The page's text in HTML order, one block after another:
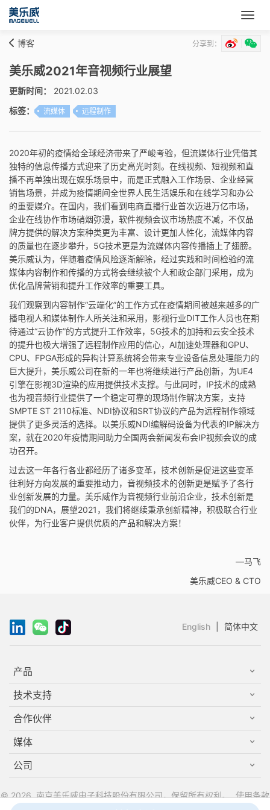
博客 分享到：
美乐威2021年音视频行业展望
更新时间：
2021.02.03
标签：
流媒体 远程制作
2020年初的疫情给全球经济带来了严峻考验，但流媒体行业凭借其
独特的信息传播方式迎来了历史高光时刻。在线视频、短视频和直
播不再单独出现在娱乐场景中，而是正式融入工作场景、企业经营
销售场景，并成为疫情期间全世界人民生活娱乐和在线学习和办公
的重要媒介。在国内，我们看到电商直播行业首次迈进万亿市场，
企业在线协作市场硝烟弥漫，软件视频会议市场热度不减，不仅品
牌方提供的解决方案种类更为丰富、设计更加人性化，流媒体内容
的质量也在逐步攀升，5G技术更是为流媒体内容传播插上了翅膀。
美乐威认为，伴随着疫情风险逐渐解除，经过实践和时间检验的流
媒体内容制作和传播的方式将会继续被个人和政企部门采用，成为
优化品牌营销和提升工作效率的重要工具。
我们观察到内容制作“云端化”的工作方式在疫情期间被越来越多的广
播电视人和媒体制作人所关注和采用，影视行业DIT工作人员也在期
待通过“云协作”的方式提升工作效率，5G技术的加持和云安全技术
的提升也极大增强了远程制作应用的信心，AI加速处理器和GPU、
CPU、FPGA形成的异构计算系统将会带来专业设备信息处理能力的
巨大提升，美乐威公司在新的一年也将继续进行产品创新，为UE4
引擎在影视3D渲染的应用提供技术支撑。与此同时，IP技术的成熟
也为视音频行业提供了一个稳定可靠的现场制作解决方案，支持
SMPTE ST 2110标准、NDI协议和SRT协议的产品为远程制作领域
提供了更多灵活的选择。以美乐威NDI编解码设备为代表的IP解决方
案，就在2020年疫情期间助力全国两会新闻发布会IP视频会议的成
功召开。
过去这一年各行各业都经历了诸多变革，技术创新是促进这些变革
往利好方向发展的重要推动力，音视频技术的创新更是赋予了各行
业创新发展的力量。美乐威作为音视频行业前沿企业，技术创新是
我们的DNA，展望2021，我们将继续秉承创新精神，积极联合行业
伙伴，为行业客户提供优质的产品和解决方案！
—马飞
美乐威CEO & CTO
English 简体中文
产品
技术支持
合作伙伴
媒体
公司
© 2026, 南京美乐威电子科技股份有限公司，保留所有权利。
使用条款
隐私权 苏ICP备12054697